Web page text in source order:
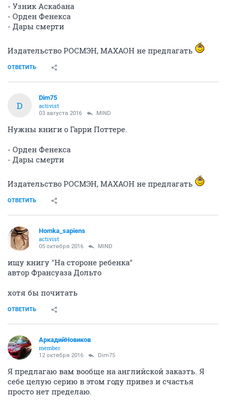
- Узник Аскабана
- Орден Фенекса
- Дары смерти
Издательство РОСМЭН, МАХАОН не предлагать
ОТВЕТИТЬ
D
Dim75
activist
03 августа 2016 MIND
Нужны книги о Гарри Поттере.
- Орден Фенекса
- Дары смерти
Издательство РОСМЭН, МАХАОН не предлагать
ОТВЕТИТЬ
Homka_sapiens
activist
05 октября 2016 MIND
ищу книгу "На стороне ребенка"
автор Франсуаза Дольто
хотя бы почитать
ОТВЕТИТЬ
АркадийНовиков
member
12 октября 2016 Dim75
Я предлагаю вам вообще на английской заказть. Я
себе целую серию в этом году привез и счастья
просто нет пределаю.